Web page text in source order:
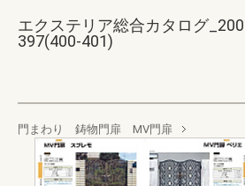
エクステリア総合カタログ
397(400-401)
門まわり 鋳物門扉 MV門扉